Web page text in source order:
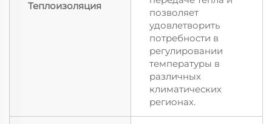
Теплоизоляция
позволяет
удовлетворить
потребности в
регулировании
температуры в
различных
климатических
регионах.